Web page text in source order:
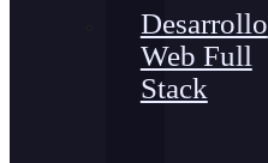
Desarrollo
Web Full
Stack